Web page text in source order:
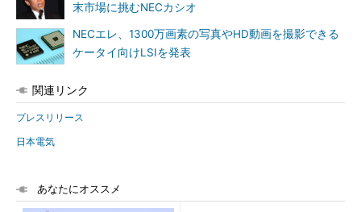
末市場に挑むNECカシオ
NECエレ、1300万画素の写真やHD動画を撮影できる
ケータイ向けLSIを発表
関連リンク
プレスリリース
日本電気
あなたにオススメ